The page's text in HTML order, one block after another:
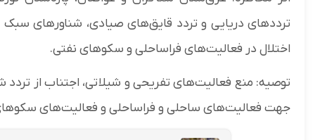
ترددهای دریایی و تردد قایق‌های صیادی، شناورهای سبک
اختلال در فعالیت‌های فراساحلی و سکوهای نفتی.
توصیه: منع فعالیت‌های تفریحی و شیلاتی، اجتناب از
جهت فعالیت‌های ساحلی و فراساحلی و فعالیت‌های